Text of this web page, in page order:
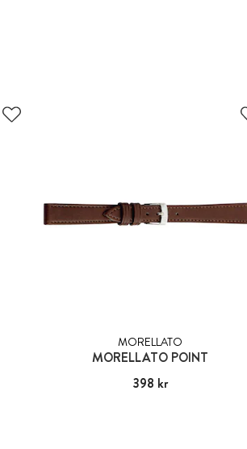
MORELLATO
MORELLATO POINT
Pris:398 kr
398 kr